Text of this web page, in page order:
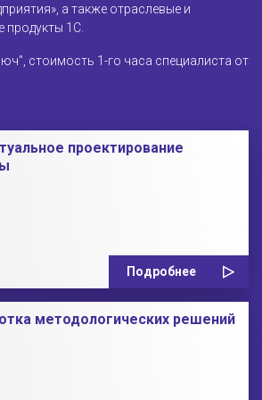
а также отраслевые и
продукты 1С.
стоимость 1-го часа специалиста от
проектирование
Подробнее
методологических решений